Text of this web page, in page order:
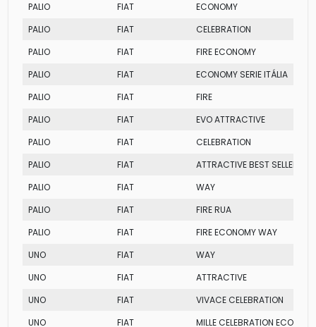
PALIO
FIAT
ECONOMY
PALIO
FIAT
CELEBRATION
PALIO
FIAT
FIRE ECONOMY
PALIO
FIAT
ECONOMY SERIE ITÁLIA
PALIO
FIAT
FIRE
PALIO
FIAT
EVO ATTRACTIVE
PALIO
FIAT
CELEBRATION
PALIO
FIAT
ATTRACTIVE BEST SELLER
PALIO
FIAT
WAY
PALIO
FIAT
FIRE RUA
PALIO
FIAT
FIRE ECONOMY WAY
UNO
FIAT
WAY
UNO
FIAT
ATTRACTIVE
UNO
FIAT
VIVACE CELEBRATION
UNO
FIAT MILLE CELEBRATION